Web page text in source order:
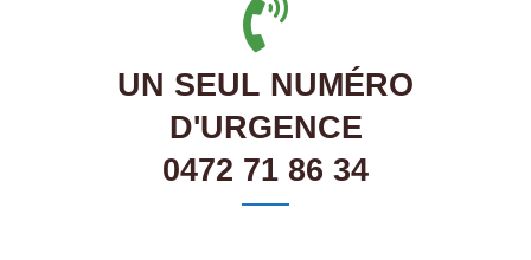
UN SEUL NUMÉRO
D'URGENCE
0472 71 86 34